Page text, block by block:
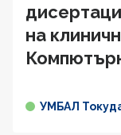
на
УМБАЛ